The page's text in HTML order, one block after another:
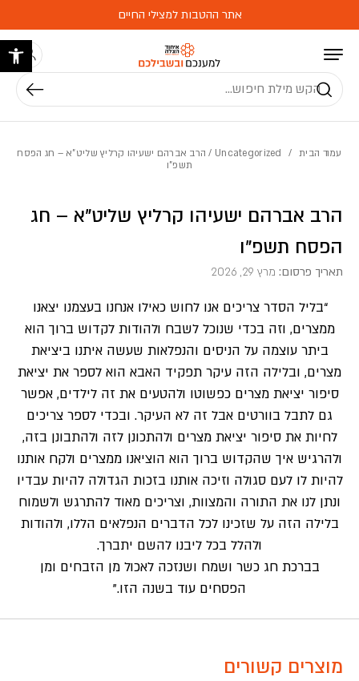
אתר ההטבות למצילי החיים
חיפוש
עמוד הבית /
Uncategorized / הרב אברהם ישעיהו קרליץ שליט”א – חג הפסח
תשפ”ו
הרב אברהם ישעיהו קרליץ שליט”א – חג
הפסח תשפ”ו
תאריך פרסום:מרץ 29, 2026
“בליל הסדר צריכים אנו לחוש כאילו אנחנו בעצמנו יצאנו
ממצרים, וזה בכדי שנוכל לשבח ולהודות לקדוש ברוך הוא
ביתר עוצמה על הניסים והנפלאות שעשה איתנו ביציאת
מצרים, ובלילה הזה עיקר תפקיד האבא הוא לספר את יציאת
סיפור יציאת מצרים כפשוטו ולהטעים את זה לילדים, אפשר
גם לתבל בוורטים אבל זה לא העיקר. ובכדי לספר צריכים
לחיות את סיפור יציאת מצרים ולהתכונן לזה ולהתבונן בזה,
ולהרגיש איך שהקדוש ברוך הוא הוציאנו ממצרים ולקח אותנו
להיות לו לעם סגולה וזיכה אותנו בזכות הגדולה להיות עבדיו
ונתן לנו את התורה והמצוות, וצריכים מאוד להתרגש ולשמוח
בלילה הזה על שזכינו לכל הדברים הנפלאים הללו, ולהודות
ולהלל בכל ליבנו להשם יתברך.
בברכת חג כשר ושמח ושנזכה לאכול מן הזבחים ומן
הפסחים עוד בשנה הזו.”
מוצרים קשורים